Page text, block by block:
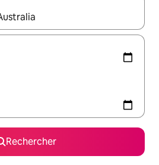
utilisez les flèches vers le
Rechercher